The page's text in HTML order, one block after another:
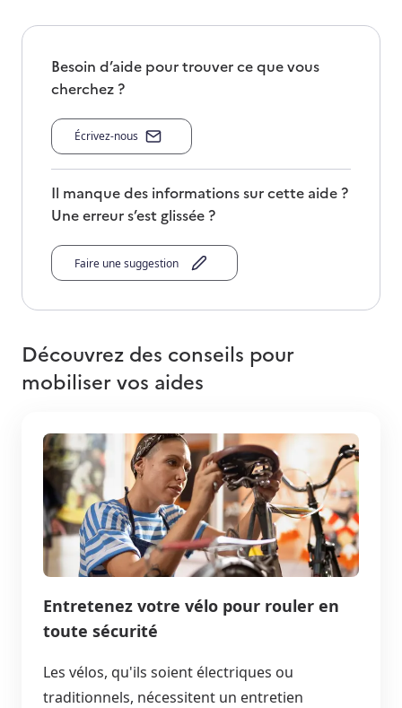
Besoin d’aide pour trouver ce que vous
cherchez ?
Écrivez-nous
Il manque des informations sur cette aide ?
Une erreur s’est glissée ?
Faire une suggestion
Découvrez des conseils pour
mobiliser vos aides
Entretenez votre vélo pour rouler en
toute sécurité
Les vélos, qu'ils soient électriques ou
traditionnels, nécessitent un entretien